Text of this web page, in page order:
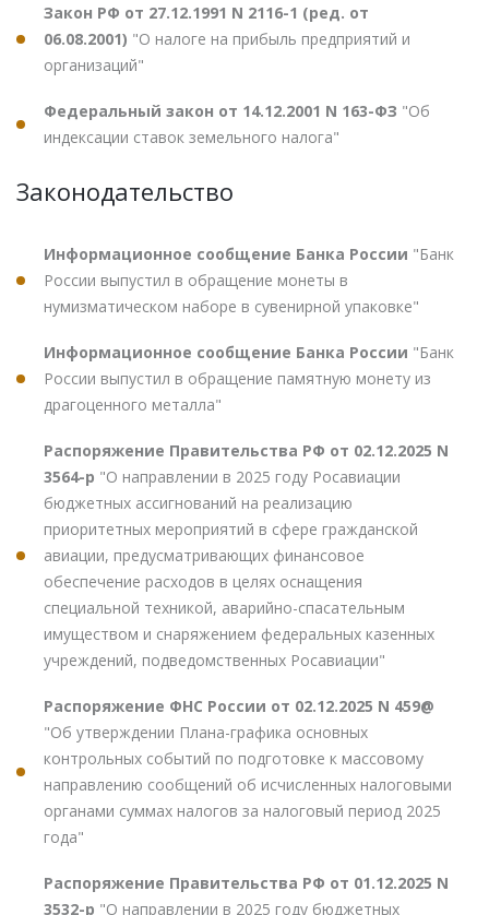
Закон РФ от 27.12.1991 N 2116-1 (ред. от
06.08.2001) "О налоге на прибыль предприятий и
организаций"
Федеральный закон от 14.12.2001 N 163-ФЗ "Об
индексации ставок земельного налога"
Законодательство
Информационное сообщение Банка России "Банк
России выпустил в обращение монеты в
нумизматическом наборе в сувенирной упаковке"
Информационное сообщение Банка России "Банк
России выпустил в обращение памятную монету из
драгоценного металла"
Распоряжение Правительства РФ от 02.12.2025 N
3564-р "О направлении в 2025 году Росавиации
бюджетных ассигнований на реализацию
приоритетных мероприятий в сфере гражданской
авиации, предусматривающих финансовое
обеспечение расходов в целях оснащения
специальной техникой, аварийно-спасательным
имуществом и снаряжением федеральных казенных
учреждений, подведомственных Росавиации"
Распоряжение ФНС России от 02.12.2025 N 459@
"Об утверждении Плана-графика основных
контрольных событий по подготовке к массовому
направлению сообщений об исчисленных налоговыми
органами суммах налогов за налоговый период 2025
года"
Распоряжение Правительства РФ от 01.12.2025 N
3532-р "О направлении в 2025 году бюджетных